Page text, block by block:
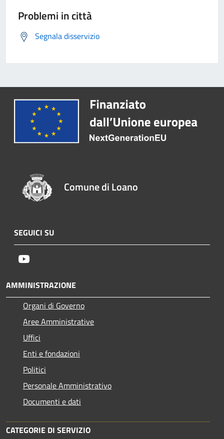
Problemi in città
Segnala disservizio
Comune di Loano
SEGUICI SU
AMMINISTRAZIONE
Organi di Governo
Aree Amministrative
Uffici
Enti e fondazioni
Politici
Personale Amministrativo
Documenti e dati
CATEGORIE DI SERVIZIO